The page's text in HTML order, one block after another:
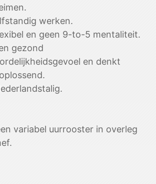
werken.
en geen 9-to-5 mentaliteit.
gezond
en denkt
variabel uurrooster in overleg